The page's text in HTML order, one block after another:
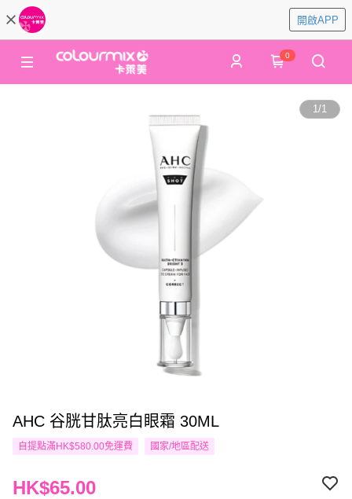
開啟APP
0
1/1
AHC 谷胱甘肽亮白眼霜 30ML
自提點滿HK$580.00免運費 國家/地區配送
HK$65.00